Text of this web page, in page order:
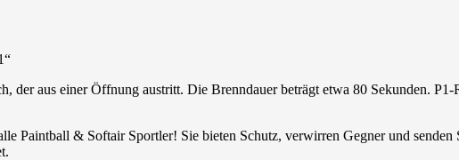
der aus einer Öffnung austritt. Die Brenndauer beträgt etwa 80 Sekunden.
Paintball & Softair Sportler! Sie bieten Schutz, verwirren Gegner und